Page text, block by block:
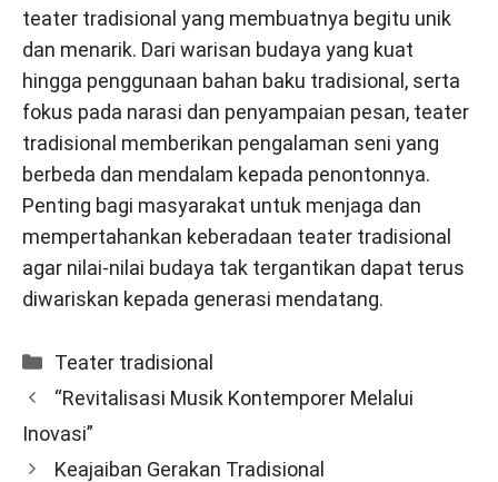
teater tradisional yang membuatnya begitu unik
dan menarik. Dari warisan budaya yang kuat
hingga penggunaan bahan baku tradisional, serta
fokus pada narasi dan penyampaian pesan, teater
tradisional memberikan pengalaman seni yang
berbeda dan mendalam kepada penontonnya.
Penting bagi masyarakat untuk menjaga dan
mempertahankan keberadaan teater tradisional
agar nilai-nilai budaya tak tergantikan dapat terus
diwariskan kepada generasi mendatang.
Categories
Teater tradisional
“Revitalisasi Musik Kontemporer Melalui
Inovasi”
Keajaiban Gerakan Tradisional